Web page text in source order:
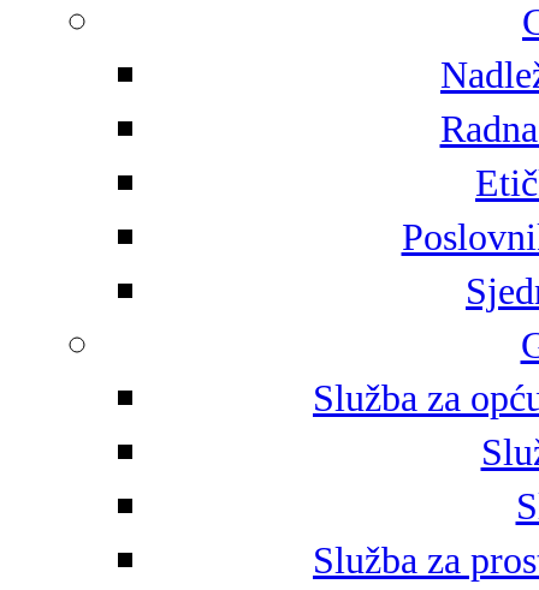
Služba za
Služba za